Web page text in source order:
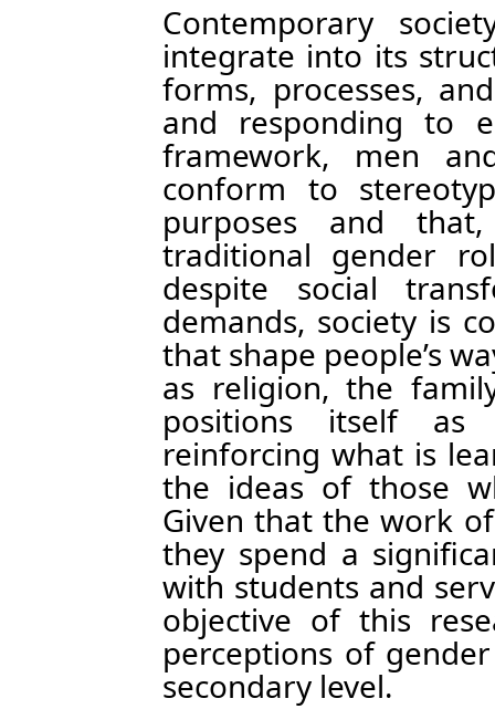
Contemporary
integrate into its
forms, processes,
and responding to
framework, men
conform to
purposes and
traditional gender
despite social
demands, society is
that shape people’s
as religion, the
positions itself
reinforcing what is
the ideas of those
Given that the work
they spend a
with students and
objective of this
perceptions of
secondary level.